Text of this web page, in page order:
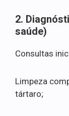
2.
saúde)
Consultas
Limpeza
tártaro;